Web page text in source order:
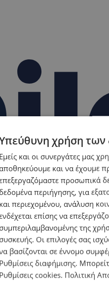
της Ειδικής
χρήση των
Εμείς και οι συνεργάτες μας
αποθηκεύουμε και να έχουμε
προσωπικά
περιήγησης, για
και περιεχομένου, ανάλυση
επίσης να
της
συσκευής. Οι επιλογές σας
βασίζονται σε έννομο
Ρυθμίσεις διαφήμισης.
Ρυθμίσεις cookies. Πολιτική